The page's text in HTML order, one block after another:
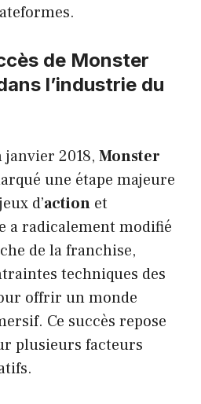
de Monster
l’industrie du
janvier 2018, Monster
une étape majeure
d’action et
a radicalement modifié
de la franchise,
techniques des
offrir un monde
Ce succès repose
plusieurs facteurs